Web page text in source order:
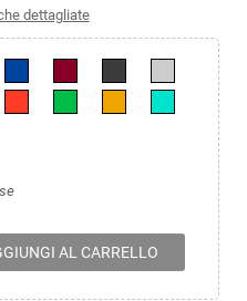
dettagliate
AL CARRELLO